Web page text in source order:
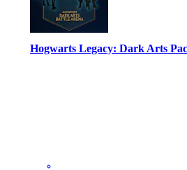
Hogwarts Legacy: Dark Arts